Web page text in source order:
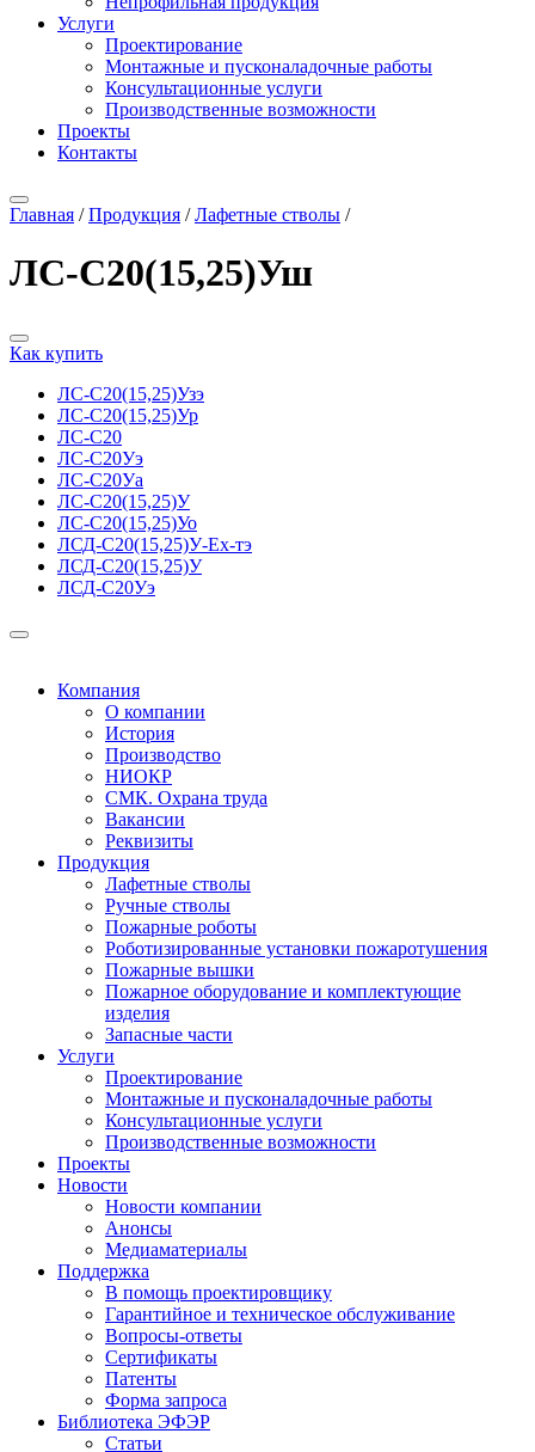
Услуги
Проектирование
Монтажные и пусконаладочные работы
Консультационные услуги
Производственные возможности
Проекты
Контакты
Главная /Продукция /Лафетные стволы /
ЛС-С20(15,25)Уш
Как купить
ЛС-С20(15,25)Узэ
ЛС-С20(15,25)Ур
ЛС-С20
ЛС-С20Уэ
ЛС-С20Уа
ЛС-С20(15,25)У
ЛС-С20(15,25)Уо
ЛСД-С20(15,25)У-Ех-тэ
ЛСД-С20(15,25)У
ЛСД-С20Уэ
Компания
О компании
История
Производство
НИОКР
СМК. Охрана труда
Вакансии
Реквизиты
Продукция
Лафетные стволы
Ручные стволы
Пожарные роботы
Роботизированные установки пожаротушения
Пожарные вышки
Пожарное оборудование и комплектующие
изделия
Запасные части
Услуги
Проектирование
Монтажные и пусконаладочные работы
Консультационные услуги
Производственные возможности
Проекты
Новости
Новости компании
Анонсы
Медиаматериалы
Поддержка
В помощь проектировщику
Гарантийное и техническое обслуживание
Вопросы-ответы
Сертификаты
Патенты
Форма запроса
Библиотека ЭФЭР
Статьи